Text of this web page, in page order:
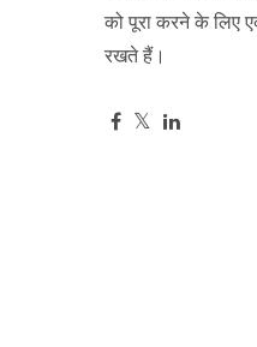
को पूरा करने के लिए
रखते हैं।